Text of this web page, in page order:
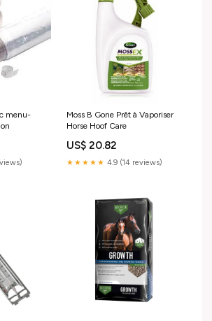
menu-
Moss B Gone Prêt à Vaporiser
Horse Hoof Care
US$ 20.82
★★★★★ 4.9 (14 reviews)